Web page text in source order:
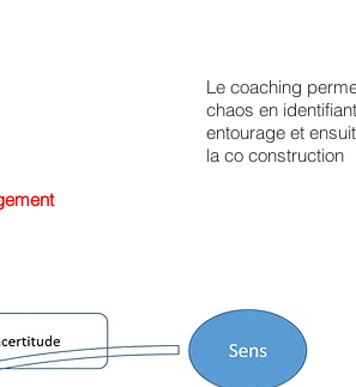
Le coaching
chaos en
entourage et
la co construction